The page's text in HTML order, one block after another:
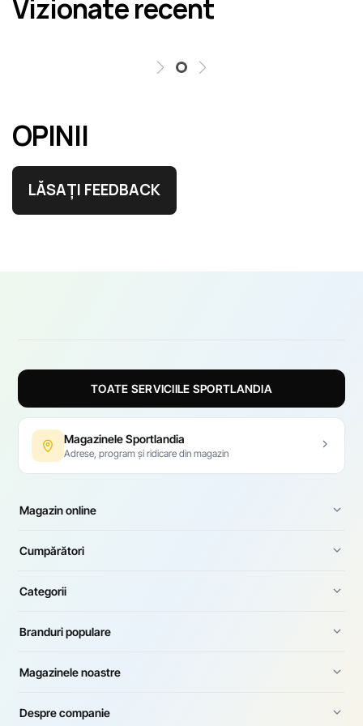
Vizionate recent
OPINII
LĂSAȚI FEEDBACK
TOATE SERVICIILE SPORTLANDIA
Magazinele Sportlandia
Adrese, program și ridicare din magazin
Magazin online
Cumpărători
Categorii
Branduri populare
Magazinele noastre
Despre companie